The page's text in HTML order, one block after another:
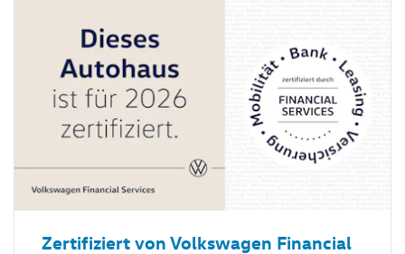
Zertifiziert von Volkswagen Financial